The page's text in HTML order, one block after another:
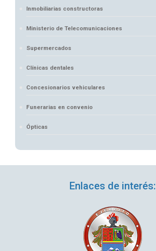
Inmobiliarias constructoras
Ministerio de Telecomunicaciones
Supermercados
Clínicas dentales
Concesionarios vehiculares
Funerarias en convenio
Ópticas
Enlaces de interés: